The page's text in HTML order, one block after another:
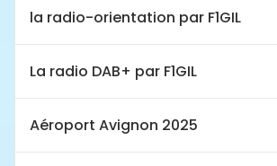
la radio-orientation par F1GIL
La radio DAB+ par F1GIL
Aéroport Avignon 2025